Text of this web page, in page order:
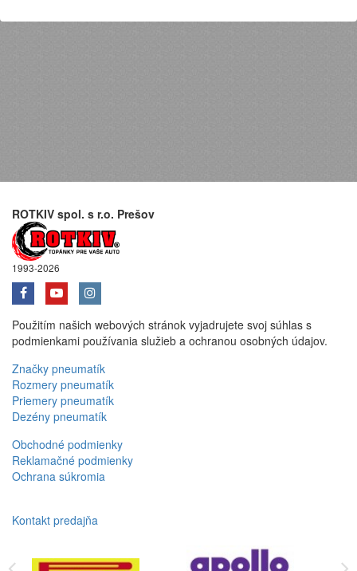
ROTKIV spol. s r.o. Prešov
1993-2026
Použitím našich webových stránok vyjadrujete svoj súhlas s
podmienkami používania služieb a ochranou osobných údajov.
Značky pneumatík
Rozmery pneumatík
Priemery pneumatík
Dezény pneumatík
Obchodné podmienky
Reklamačné podmienky
Ochrana súkromia
Kontakt predajňa